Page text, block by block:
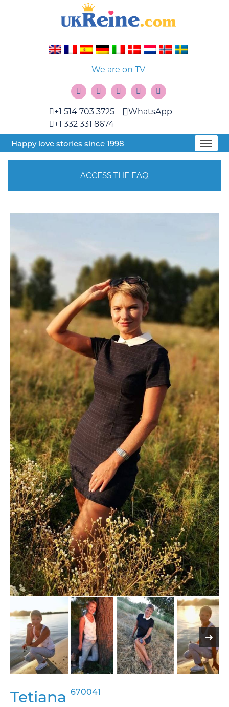
We are on TV
+1 514 703 3725
+1 332 331 8674
WhatsApp
Happy love stories since 1998
ACCESS THE FAQ
Tetiana 670041